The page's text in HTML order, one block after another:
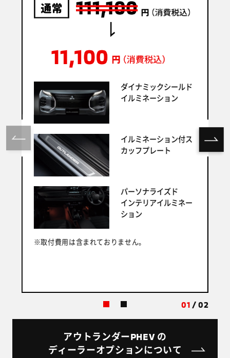
ダイナミックシールド
イルミネーション
イルミネーション付ス
カッフプレート
パーソナライズド
インテリアイルミネー
ション
※取付費用は含まれておりません。
01 / 02
アウトランダーPHEVの
ディーラーオプションについて